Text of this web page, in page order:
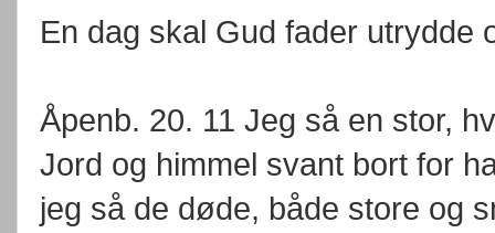
En dag skal Gud fader utrydde
Åpenb. 20. 11 Jeg så en stor,
Jord og himmel svant bort for
jeg så de døde, både store og